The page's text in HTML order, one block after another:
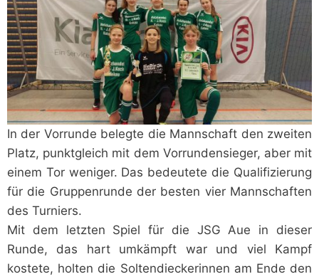
In der Vorrunde belegte die Mannschaft den zweiten
Platz, punktgleich mit dem Vorrundensieger, aber mit
einem Tor weniger. Das bedeutete die Qualifizierung
für die Gruppenrunde der besten vier Mannschaften
des Turniers.
Mit dem letzten Spiel für die JSG Aue in dieser
Runde, das hart umkämpft war und viel Kampf
kostete, holten die Soltendieckerinnen am Ende den